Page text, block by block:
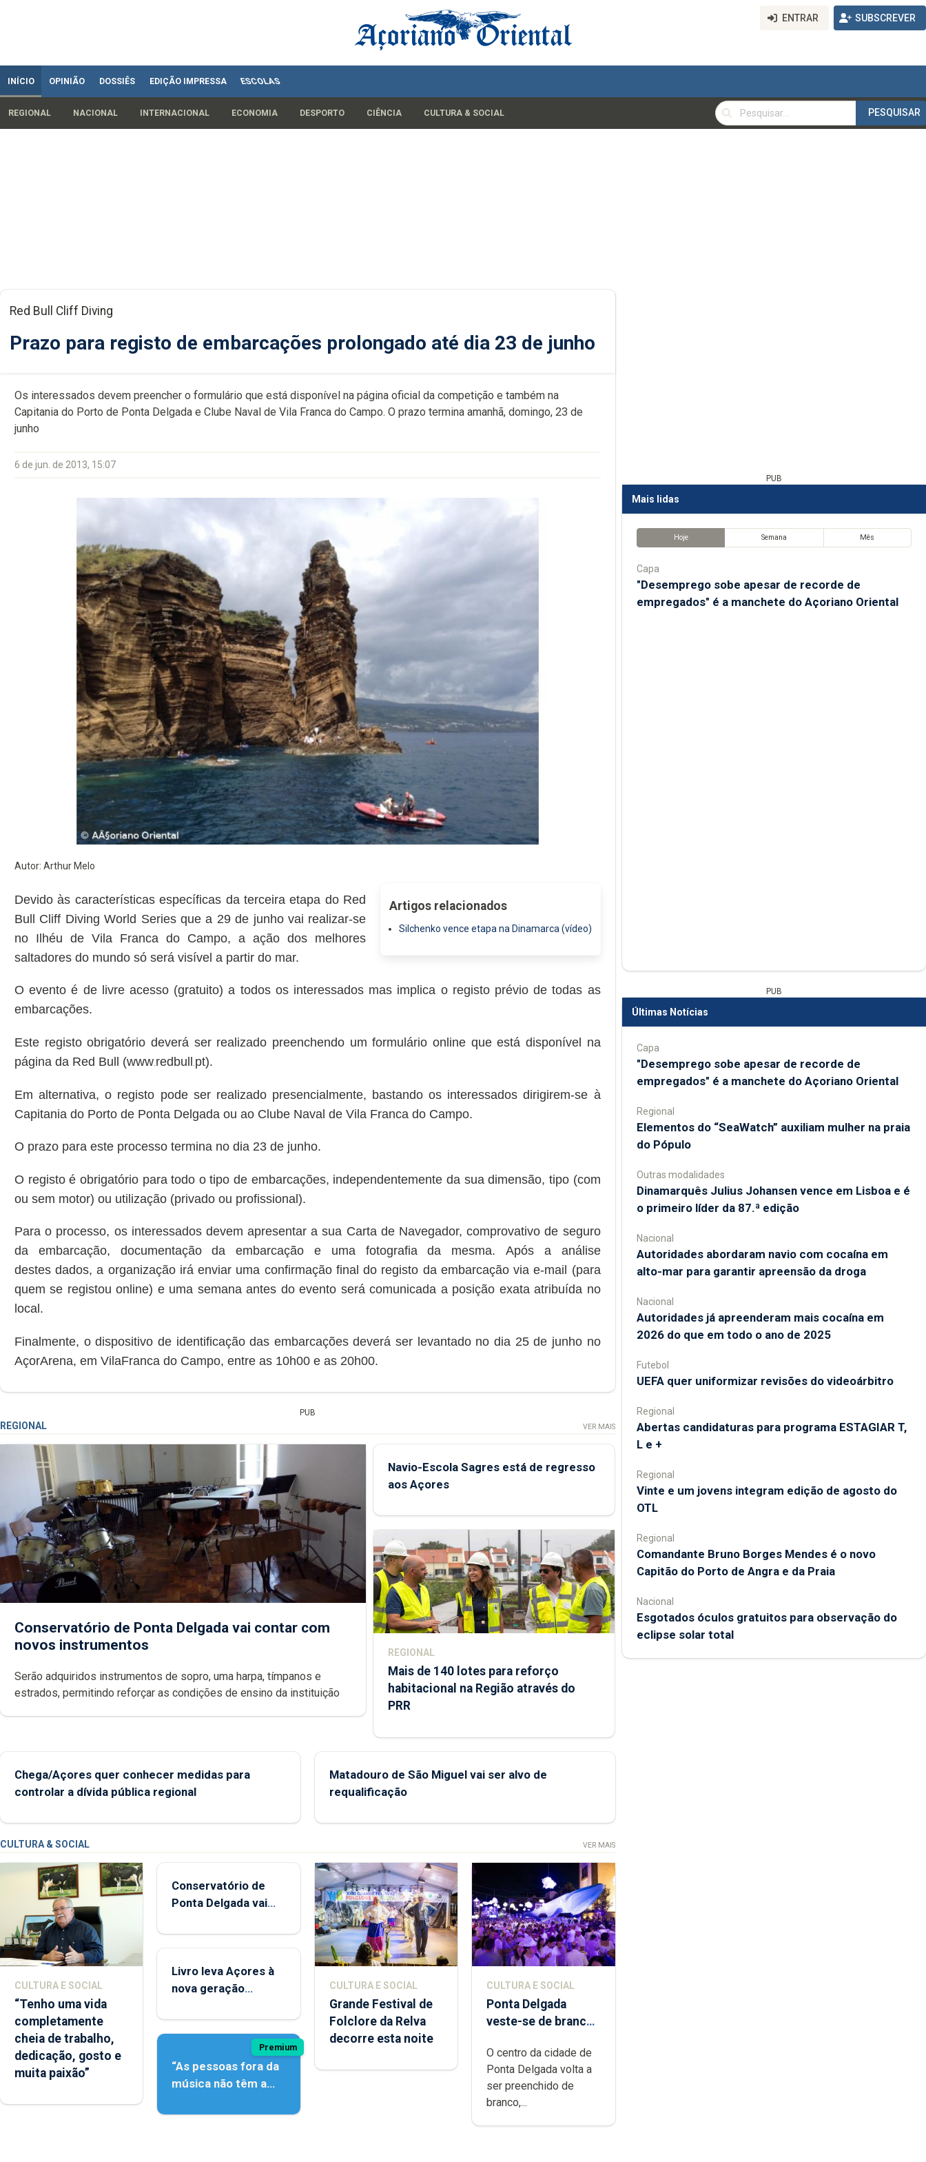
ENTRAR SUBSCREVER
INÍCIO OPINIÃO DOSSIÊS EDIÇÃO IMPRESSA ESCOLAS
REGIONAL NACIONAL INTERNACIONAL ECONOMIA DESPORTO CIÊNCIA CULTURA & SOCIAL
PESQUISAR
PESQUISAR
Red Bull Cliff Diving
Prazo para registo de embarcações prolongado até dia 23 de junho
Os interessados devem preencher o formulário que está disponível na página oficial da competição e também na
Capitania do Porto de Ponta Delgada e Clube Naval de Vila Franca do Campo. O prazo termina amanhã, domingo, 23 de
junho
6 de jun. de 2013, 15:07
Autor: Arthur Melo
Artigos relacionados
Silchenko vence etapa na Dinamarca (vídeo)
Devido às características específicas da terceira etapa do Red
Bull Cliff Diving World Series que a 29 de junho vai realizar-se
no Ilhéu de Vila Franca do Campo, a ação dos melhores
saltadores do mundo só será visível a partir do mar.
O evento é de livre acesso (gratuito)a todos os interessadosmas implica o registo prévio de todas as
embarcações.
Este registo obrigatório deverá ser realizado preenchendo um formulário online que está disponível na
página da Red Bull (www redbull pt).
Em alternativa, o registo pode ser realizado presencialmente, bastando os interessados dirigirem-se à
Capitania do Porto de Ponta Delgada ou ao Clube Naval de Vila Franca do Campo.
O prazo para este processo termina no dia 23 de junho.
O registo é obrigatório para todo o tipo de embarcações, independentemente da sua dimensão, tipo (com
ou sem motor) ou utilização (privado ou profissional).
Para o processo, os interessados devem apresentar a sua Carta de Navegador,comprovativo de seguro
da embarcação, documentação da embarcação e umafotografia da mesma. Após a análise
destesdados,a organização irá enviar uma confirmação final do registo da embarcaçãovia e-mail (para
quem se registou online) e uma semana antes do evento serácomunicada a posição exataatribuída no
local.
Finalmente, o dispositivo de identificação das embarcaçõesdeverá ser levantado no dia 25 de junho no
AçorArena, em VilaFranca do Campo, entre as 10h00 e as 20h00.
PUB
REGIONAL VER MAIS
Conservatório de Ponta Delgada vai contar com
novos instrumentos
Serão adquiridos instrumentos de sopro, uma harpa, tímpanos e
estrados, permitindo reforçar as condições de ensino da instituição
Navio-Escola Sagres está de regresso
aos Açores
REGIONAL
Mais de 140 lotes para reforço
habitacional na Região através do
PRR
Chega/Açores quer conhecer medidas para
controlar a dívida pública regional
Matadouro de São Miguel vai ser alvo de
requalificação
CULTURA & SOCIAL VER MAIS
CULTURA E SOCIAL
“Tenho uma vida
completamente
cheia de trabalho,
dedicação, gosto e
muita paixão”
Conservatório de
Ponta Delgada vai
instrumentos
Livro leva Açores à
nova geração
Premium
“As pessoas fora da
música não têm a
é produzir uma
CULTURA E SOCIAL
Grande Festival de
Folclore da Relva
decorre esta noite
CULTURA E SOCIAL
Ponta Delgada
veste-se de branco
O centro da cidade de
Ponta Delgada volta a
ser preenchido de
branco,...
PUB
Mais lidas
Hoje Semana Mês
Capa
"Desemprego sobe apesar de recorde de
empregados" é a manchete do Açoriano Oriental
PUB
Últimas Notícias
Capa
"Desemprego sobe apesar de recorde de
empregados" é a manchete do Açoriano Oriental
Regional
​Elementos do “SeaWatch” auxiliam mulher na praia
do Pópulo
Outras modalidades
Dinamarquês Julius Johansen vence em Lisboa e é
o primeiro líder da 87.ª edição
Nacional
Autoridades abordaram navio com cocaína em
alto-mar para garantir apreensão da droga
Nacional
Autoridades já apreenderam mais cocaína em
2026 do que em todo o ano de 2025
Futebol
UEFA quer uniformizar revisões do videoárbitro
Regional
Abertas candidaturas para programa ESTAGIAR T,
L e +
Regional
Vinte e um jovens integram edição de agosto do
OTL
Regional
Comandante Bruno Borges Mendes é o novo
Capitão do Porto de Angra e da Praia
Nacional
Esgotados óculos gratuitos para observação do
eclipse solar total